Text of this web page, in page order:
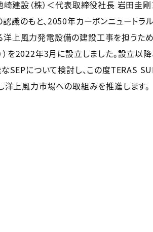
建設（株）＜代表取締役社長 岩田圭
のもと、2050年カーボンニュートラ
上風力発電設備の建設工事を担うた
2022年3月に設立しました。設立以
SEPについて検討し、この度TERAS
洋上風力市場への取組みを推進します。